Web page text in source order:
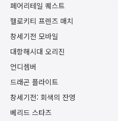
페어리테일 퀘스트
헬로키티 프렌즈 매치
창세기전 모바일
대항해시대 오리진
언디셈버
드래곤 플라이트
창세기전: 회색의 잔영
베리드 스타즈